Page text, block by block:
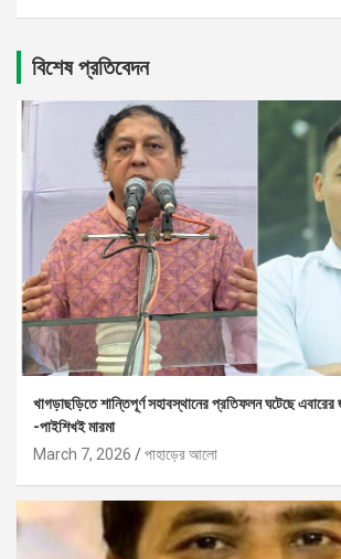
বিশেষ প্রতিবেদন
খাগড়াছড়িতে শান্তিপূর্ণ সহাবস্থানের প্রতিফলন ঘটেছে এবারের
-পাইশিখই মারমা
March 7, 2026
পাহাড়ের আলো